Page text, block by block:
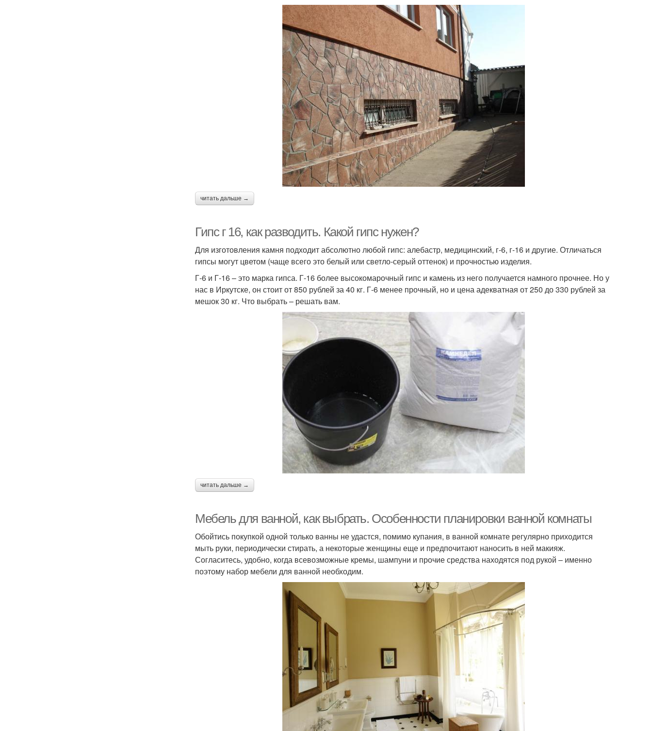
читать дальше →
Гипс г 16, как разводить. Какой гипс нужен?
Для изготовления камня подходит абсолютно любой гипс: алебастр, медицинский, г-6, г-16 и другие. Отличаться
гипсы могут цветом (чаще всего это белый или светло-серый оттенок) и прочностью изделия.
Г-6 и Г-16 – это марка гипса. Г-16 более высокомарочный гипс и камень из него получается намного прочнее. Но у
нас в Иркутске, он стоит от 850 рублей за 40 кг. Г-6 менее прочный, но и цена адекватная от 250 до 330 рублей за
мешок 30 кг. Что выбрать – решать вам.
читать дальше →
Мебель для ванной, как выбрать. Особенности планировки ванной комнаты
Обойтись покупкой одной только ванны не удастся, помимо купания, в ванной комнате регулярно приходится
мыть руки, периодически стирать, а некоторые женщины еще и предпочитают наносить в ней макияж.
Согласитесь, удобно, когда всевозможные кремы, шампуни и прочие средства находятся под рукой – именно
поэтому набор мебели для ванной необходим.